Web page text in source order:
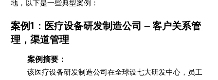
地，以下是一些典型案例：
案例1： 医疗设备研发制造公司 –客户关系管
理，渠道管理
案例摘要：
该医疗设备研发制造公司在全球设七大研发中心，员工